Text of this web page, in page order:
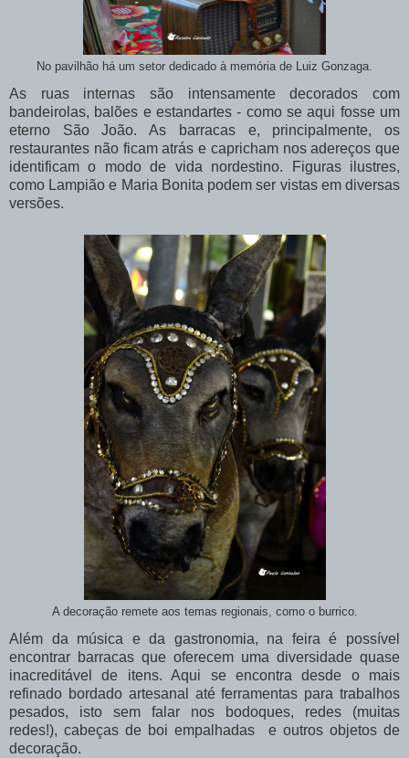
No pavilhão há um setor dedicado à memória de Luiz Gonzaga.
As ruas internas são intensamente decorados com
bandeirolas, balões e estandartes - como se aqui fosse um
eterno São João. As barracas e, principalmente, os
restaurantes não ficam atrás e capricham nos adereços que
identificam o modo de vida nordestino. Figuras ilustres,
como Lampião e Maria Bonita podem ser vistas em diversas
versões.
A decoração remete aos temas regionais, como o burrico.
Além da música e da gastronomia, na feira é possível
encontrar barracas que oferecem uma diversidade quase
inacreditável de itens. Aqui se encontra desde o mais
refinado bordado artesanal até ferramentas para trabalhos
pesados, isto sem falar nos bodoques, redes (muitas
redes!), cabeças de boi empalhadas e outros objetos de
decoração.